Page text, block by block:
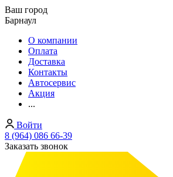
Ваш город
Барнаул
О компании
Оплата
Доставка
Контакты
Автосервис
Акция
...
Войти
8 (964) 086 66-39
Заказать звонок